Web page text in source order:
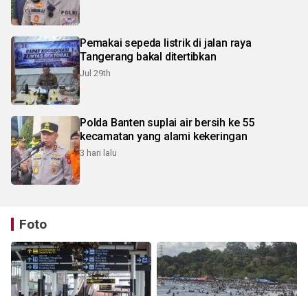
Pemakai sepeda listrik di jalan raya
Tangerang bakal ditertibkan
Jul 29th
Polda Banten suplai air bersih ke 55
kecamatan yang alami kekeringan
3 hari lalu
Foto